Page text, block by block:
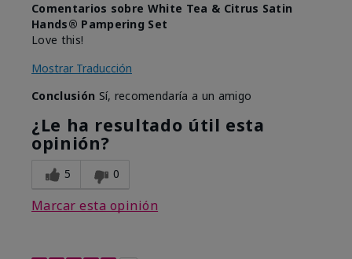
Comentarios sobre White Tea & Citrus Satin
Hands® Pampering Set
Love this!
Mostrar Traducción
Conclusión Sí, recomendaría a un amigo
¿Le ha resultado útil esta
opinión?
5 0
Marcar esta opinión